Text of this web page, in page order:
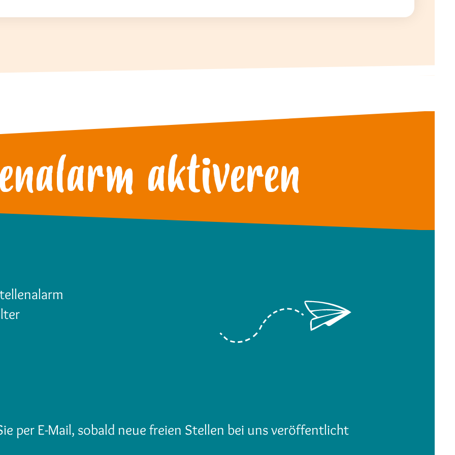
aktiveren
per E-Mail, sobald neue freien Stellen bei uns veröffentlicht